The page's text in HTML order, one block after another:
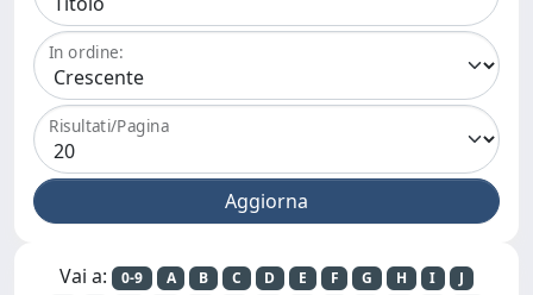
In ordine:
Risultati/Pagina
Vai a: 0-9 A B C D E F G H I
J